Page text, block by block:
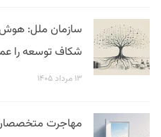
سازمان ملل:
شکاف توسعه را
۱۳ مرداد ۱۴۰۵
مهاجرت متخصصان